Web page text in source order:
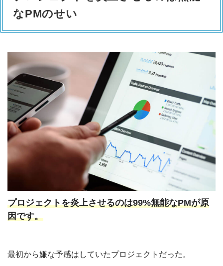
なPMのせい
プロジェクトを炎上させるのは99%無能なPMが原
因です。
最初から嫌な予感はしていたプロジェクトだった。